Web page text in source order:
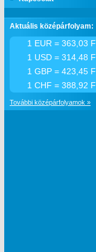
Aktuális középárfolyam:
1 EUR = 363,03
1 USD = 314,48
1 GBP = 423,45
1 CHF = 388,92
További középárfolyamok »